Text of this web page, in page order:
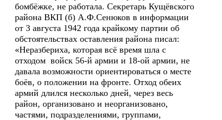
бомбёжке, не работала. Секретарь Кущёвского
района ВКП (б) А.Ф.Сенюков в информации
от 3 августа 1942 года крайкому партии об
обстоятельствах оставления района писал:
«Неразбериха, которая всё время шла с
отходом войск 56-й армии и 18-ой армии, не
давала возможности ориентироваться о месте
боёв, о положении на фронте. Отход обеих
армий длился несколько дней, через весь
район, организовано и неорганизовано,
частями, подразделениями, группами,